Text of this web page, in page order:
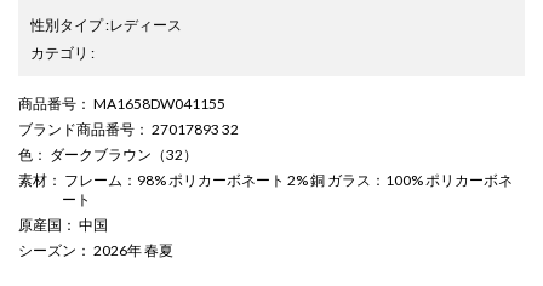
性別タイプ:レディース
カテゴリ :
商品番号 ： MA1658DW041155
ブランド商品番号 ： 27017893 32
色 ： ダークブラウン（32）
素材 ： フレーム：98% ポリカーボネート 2% 銅 ガラス：100% ポリカーボネ
ート
原産国 ： 中国
シーズン ： 2026年 春夏